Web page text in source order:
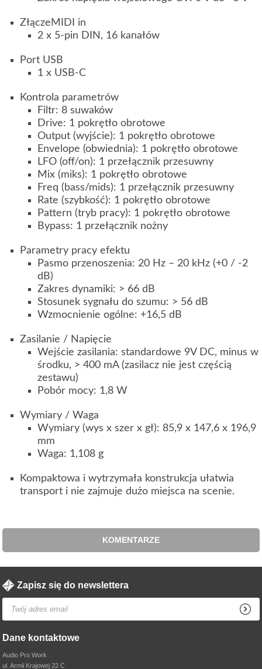
ZłączeMIDI in
2 x 5-pin DIN, 16 kanałów
Port USB
1 x USB-C
Kontrola parametrów
Filtr: 8 suwaków
Drive: 1 pokrętło obrotowe
Output (wyjście): 1 pokrętło obrotowe
Envelope (obwiednia): 1 pokrętło obrotowe
LFO (off/on): 1 przełącznik przesuwny
Mix (miks): 1 pokrętło obrotowe
Freq (bass/mids): 1 przełącznik przesuwny
Rate (szybkość): 1 pokrętło obrotowe
Pattern (tryb pracy): 1 pokrętło obrotowe
Bypass: 1 przełącznik nożny
Parametry pracy efektu
Pasmo przenoszenia: 20 Hz – 20 kHz (+0 / -2
dB)
Zakres dynamiki: > 66 dB
Stosunek sygnału do szumu: > 56 dB
Wzmocnienie ogólne: +16,5 dB
Zasilanie / Napięcie
Wejście zasilania: standardowe 9V DC, minus w
środku, > 400 mA (zasilacz nie jest częścią
zestawu)
Pobór mocy: 1,8 W
Wymiary / Waga
Wymiary (wys x szer x gł): 85,9 x 147,6 x 196,9
mm
Waga: 1,108 g
Kompaktowa i wytrzymała konstrukcja ułatwia
transport i nie zajmuje dużo miejsca na scenie.
KOMENTARZE
Zapisz się do newslettera
Dane kontaktowe
Audio Pro Work
ul. Armii Krajowej 22 C